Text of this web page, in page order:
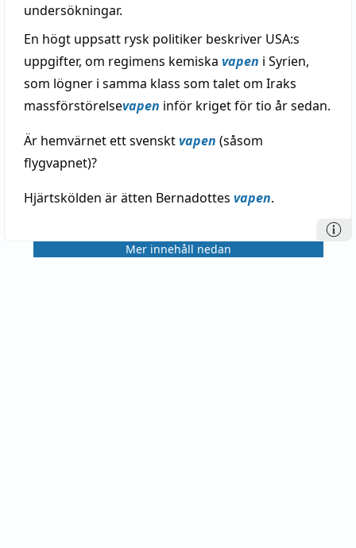
undersökningar.
En högt uppsatt rysk politiker beskriver USA:s
uppgifter, om regimens kemiska vapen i Syrien,
som lögner i samma klass som talet om Iraks
massförstörelsevapen inför kriget för tio år sedan.
Är hemvärnet ett svensktvapen (såsom
flygvapnet)?
Hjärtskölden är ätten Bernadottes vapen.
Mer innehåll nedan